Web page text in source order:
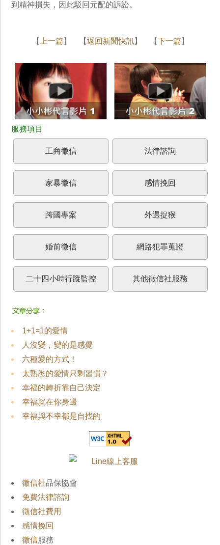
到精神損失，因此駁回元配的訴訟。
【 上一篇 】 【返回新聞快訊】 【下一篇 】
工商徵信 法律諮詢
家暴徵信 感情挽回
跨國專案 外遇捉猴
婚前徵信 網路犯罪蒐證
二十四小時行蹤監控 其他徵信社服務
1+1=1的愛情
人沒變，變的是感覺
六種愛的方式！
太熟悉的愛情只剩習慣？
幸福的轉折靠自己決定
幸福就在你身邊
幸福與不幸都是自找的
徵信社品保協會
免費法律諮詢
徵信社費用
感情挽回
徵信服務